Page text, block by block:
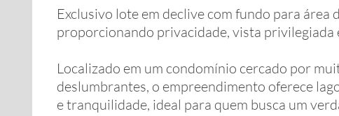
Exclusivo lote em declive com fundo para área
proporcionando privacidade, vista privilegiada
Localizado em um condomínio cercado por
deslumbrantes, o empreendimento oferece
e tranquilidade, ideal para quem busca um